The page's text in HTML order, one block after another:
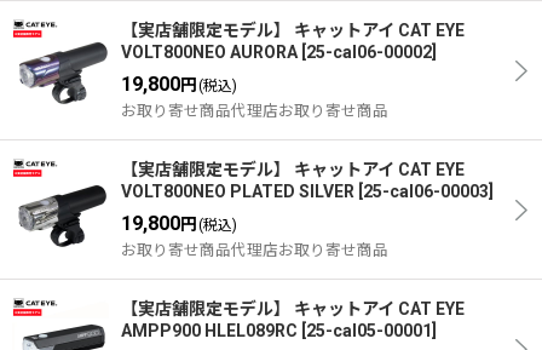
【実店舗限定モデル】 キャットアイ CAT EYE
VOLT800NEO AURORA 25-cal06-00002
19,800円 (税込)
お取り寄せ商品代理店お取り寄せ商品
【実店舗限定モデル】 キャットアイ CAT EYE
VOLT800NEO PLATED SILVER 25-cal06-00003
19,800円 (税込)
お取り寄せ商品代理店お取り寄せ商品
【実店舗限定モデル】 キャットアイ CAT EYE
AMPP900 HLEL089RC 25-cal05-00001